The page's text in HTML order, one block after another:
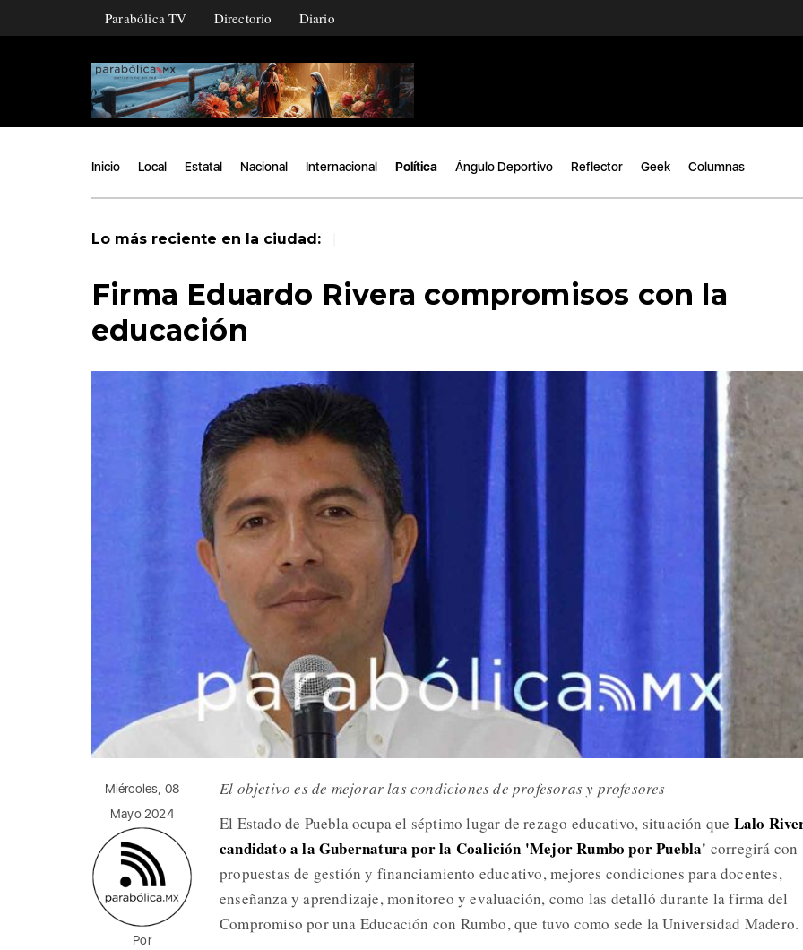
Parabólica TV Directorio Diario
Inicio Local Estatal Nacional Internacional Política Ángulo Deportivo Reflector Geek Columnas
Lo más reciente en la ciudad:
Firma Eduardo Rivera compromisos con la
educación
Miércoles, 08
Mayo 2024
Por
El objetivo es de mejorar las condiciones de profesoras y profesores
El Estado de Puebla ocupa el séptimo lugar de rezago educativo, situación que Lalo
candidato a la Gubernatura por la Coalición 'Mejor Rumbo por Puebla' corregirá con
propuestas de gestión y financiamiento educativo, mejores condiciones para docentes,
enseñanza y aprendizaje, monitoreo y evaluación, como las detalló durante la firma del
Compromiso por una Educación con Rumbo, que tuvo como sede la Universidad Madero.